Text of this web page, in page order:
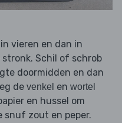
vieren en dan in
Schil of schrob
doormidden en dan
de venkel en wortel
en hussel om
snuf zout en peper.